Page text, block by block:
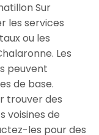
Sur
les services
ou les
Les
peuvent
de base.
trouver des
voisines de
les pour des